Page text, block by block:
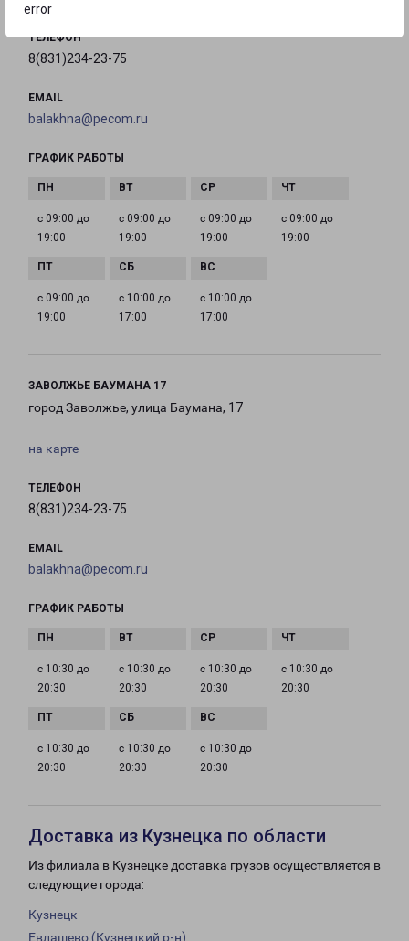
error
ТЕЛЕФОН
8(831)234-23-75
EMAIL
balakhna@pecom.ru
ГРАФИК РАБОТЫ
с 09:00 до
19:00
с 09:00 до
19:00
с 09:00 до
19:00
с 09:00 до
19:00
с 09:00 до
19:00
с 10:00 до
17:00
с 10:00 до
17:00
ЗАВОЛЖЬЕ БАУМАНА 17
город Заволжье, улица Баумана, 17
на карте
ТЕЛЕФОН
8(831)234-23-75
EMAIL
balakhna@pecom.ru
ГРАФИК РАБОТЫ
с 10:30 до
20:30
с 10:30 до
20:30
с 10:30 до
20:30
с 10:30 до
20:30
с 10:30 до
20:30
с 10:30 до
20:30
с 10:30 до
20:30
Доставка из Кузнецка по области
Из филиала в Кузнецке доставка грузов осуществляется в
следующие города:
Кузнецк
Евлашево (Кузнецкий р-н)